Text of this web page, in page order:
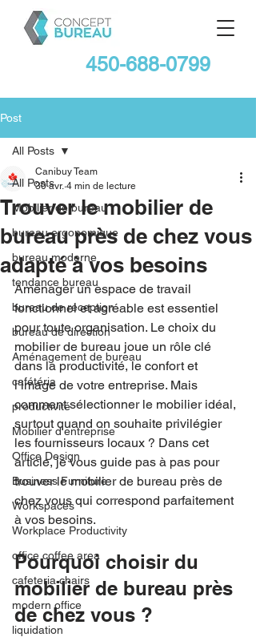
450-688-0799
Post
All Posts
Mobilier de bureau
bureau ergonomique
bureau moderne
tendance bureau
bureau de réception
bureau de direction
Aménagement de bureau
cafétéria
productivité
Mobilier d'entreprise
Office Design
Business Furniture
Workspaces
Workplace Productivity
office coffee area
cafeteria chairs
modern office
liquidation
All Posts
Trouver le mobilier de
bureau près de chez vous
adapté à vos besoins
Canibuy Team
30 avr. 4 min de lecture
Aménager un espace de travail
fonctionnel et agréable est essentiel
pour toute organisation. Le choix du
mobilier de bureau joue un rôle clé
dans la productivité, le confort et
l’image de votre entreprise. Mais
comment sélectionner le mobilier idéal,
surtout quand on souhaite privilégier
les fournisseurs locaux ? Dans cet
article, je vous guide pas à pas pour
trouver le mobilier de bureau près de
chez vous qui correspond parfaitement
à vos besoins.
Pourquoi choisir du
mobilier de bureau près
de chez vous ?